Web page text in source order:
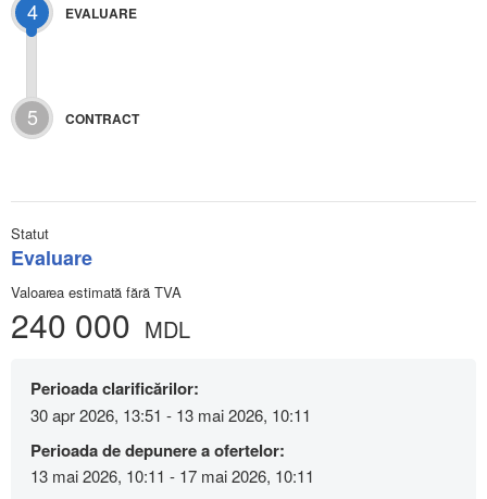
4 EVALUARE
5 CONTRACT
Statut
Evaluare
Valoarea estimată fără TVA
240 000 MDL
Perioada clarificărilor:
30 apr 2026, 13:51 - 13 mai 2026, 10:11
Perioada de depunere a ofertelor:
13 mai 2026, 10:11 - 17 mai 2026, 10:11